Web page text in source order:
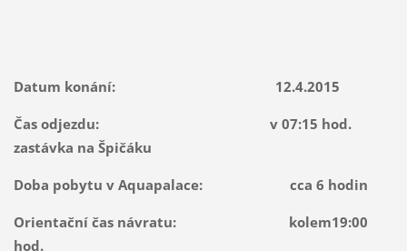
Datum konání: 12.4.2015
Čas odjezdu: v 07:15 hod.
zastávka na Špičáku
Doba pobytu v Aquapalace: cca 6 hodin
Orientační čas návratu: kolem19:00
hod.